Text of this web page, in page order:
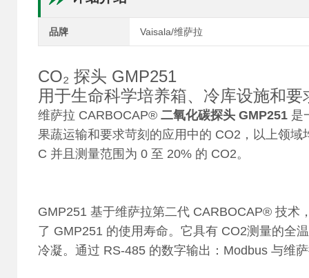
品牌 Vaisala/维萨拉
CO₂ 探头 GMP251
用于生命科学培养箱、冷库设施和
维萨拉 CARBOCAP® 二氧化碳探头 GMP251 是
果蔬运输和要求苛刻的应用中的 CO2，以上领
C 并且测量范围为 0 至 20% 的 CO2。
GMP251 基于维萨拉第二代 CARBOCAP® 技术
了 GMP251 的使用寿命。它具有 CO2测量的全
冷凝。通过 RS-485 的数字输出：Modbus 与维